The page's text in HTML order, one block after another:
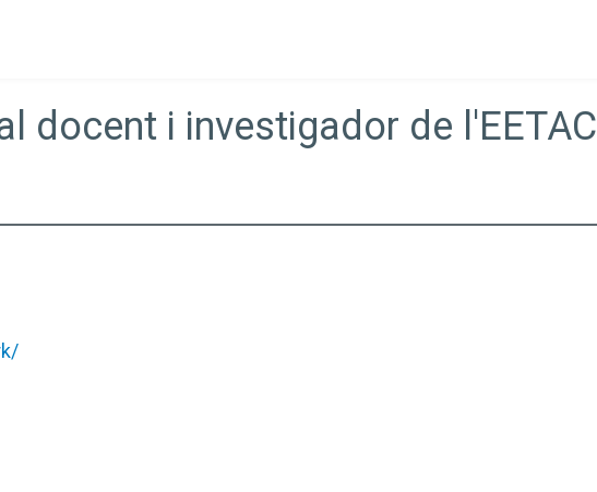
docent i investigador de l'EETAC